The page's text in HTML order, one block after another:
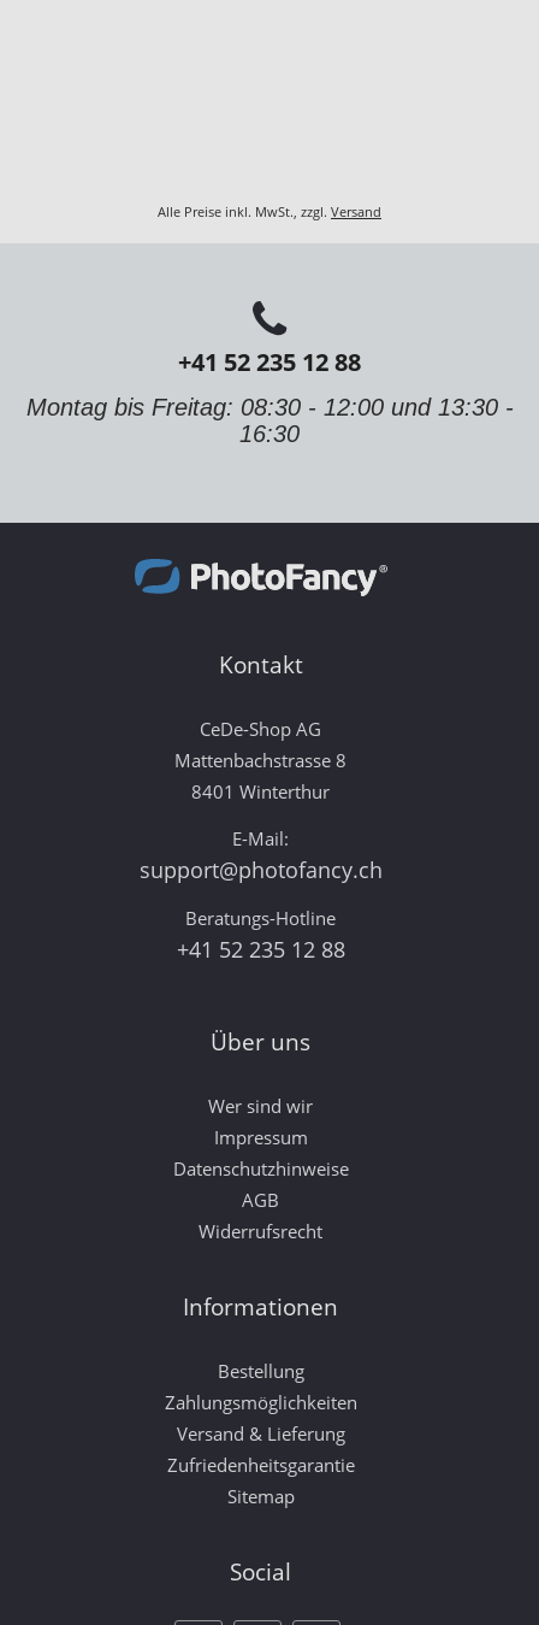
Alle Preise inkl. MwSt., zzgl. Versand
+41 52 235 12 88
Montag bis Freitag: 08:30 - 12:00 und 13:30 -
16:30
Kontakt
CeDe-Shop AG
Mattenbachstrasse 8
8401 Winterthur
E-Mail:
support@photofancy.ch
Beratungs-Hotline
+41 52 235 12 88
Über uns
Wer sind wir
Impressum
Datenschutzhinweise
AGB
Widerrufsrecht
Informationen
Bestellung
Zahlungsmöglichkeiten
Versand & Lieferung
Zufriedenheitsgarantie
Sitemap
Social